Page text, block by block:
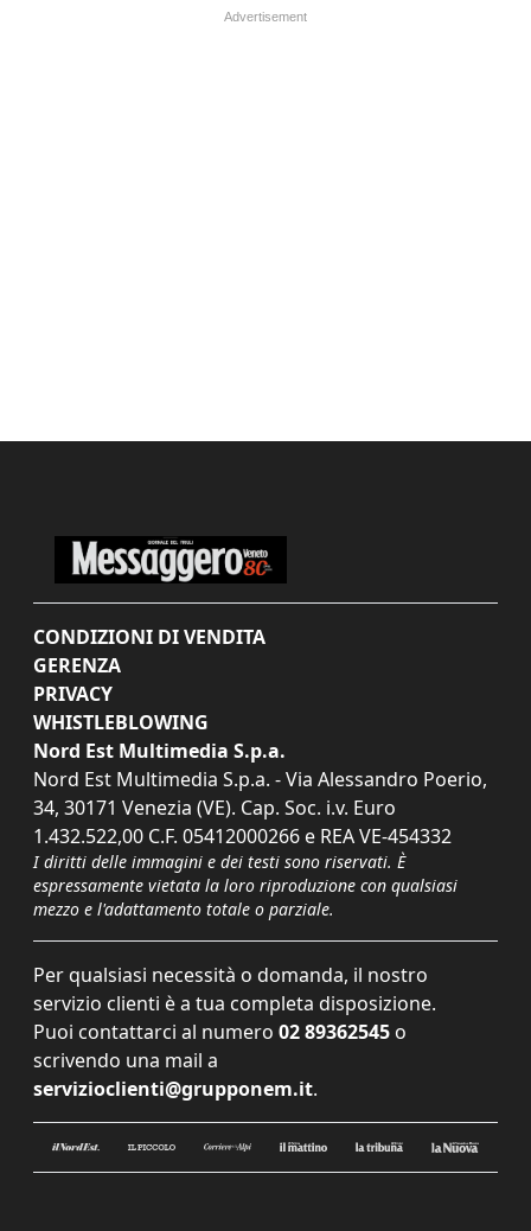
CONDIZIONI DI VENDITA
GERENZA
PRIVACY
WHISTLEBLOWING
Nord Est Multimedia S.p.a.
Nord Est Multimedia S.p.a. - Via Alessandro Poerio,
34, 30171 Venezia (VE). Cap. Soc. i.v. Euro
1.432.522,00 C.F. 05412000266 e REA VE-454332
I diritti delle immagini e dei testi sono riservati. È
espressamente vietata la loro riproduzione con qualsiasi
mezzo e l'adattamento totale o parziale.
Per qualsiasi necessità o domanda, il nostro
servizio clienti è a tua completa disposizione.
Puoi contattarci al numero 02 89362545 o
scrivendo una mail a
servizioclienti@grupponem.it.